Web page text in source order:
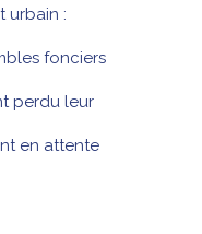
urbain :
fonciers
perdu leur
en attente